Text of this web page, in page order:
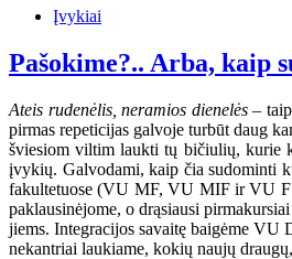
Įvykiai
Pašokime?.. Arba, kaip
Ateis rudenėlis, neramios dienelės– taip
pirmas repeticijas galvoje turbūt daug
šviesiom viltim laukti tų bičiulių, kurie
įvykių. Galvodami, kaip čia sudominti
fakultetuose (VU MF, VU MIF ir VU
paklausinėjome, o drąsiausi
jiems. Integracijos savaitę baigėme VU
nekantriai laukiame, kokių naujų